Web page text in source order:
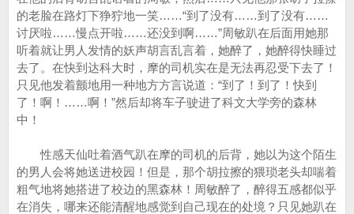
的老脸在路灯下狰狞地一笑……“到了没有……到了没有……
讨厌啦……慢点开啦……还没到啊……”周敏趴在后面用她那
听着就让男人发情的妖声胡言乱言着，她醉了，她醉得快睡过
去了。在快到达科大时，摩的司机实在是无法再忍受下去了！
只见他发着颤地用一种地方方言说道：“到了！到了！快到
了！啊！……啊！”然后却将车子驶进了科文大学旁的森林
中！
性感天仙吐着酒气趴在摩的司机的后背，她以为这个陌生
的男人会将她送进校园！但是，那个胡拉擦的猥琐老头却喘着
粗气地将她搭进了校边的黑森林！周敏醉了，醉得五感都似乎
在消失，哪来还能清醒地感觉到自己现在的处境？只见她趴在